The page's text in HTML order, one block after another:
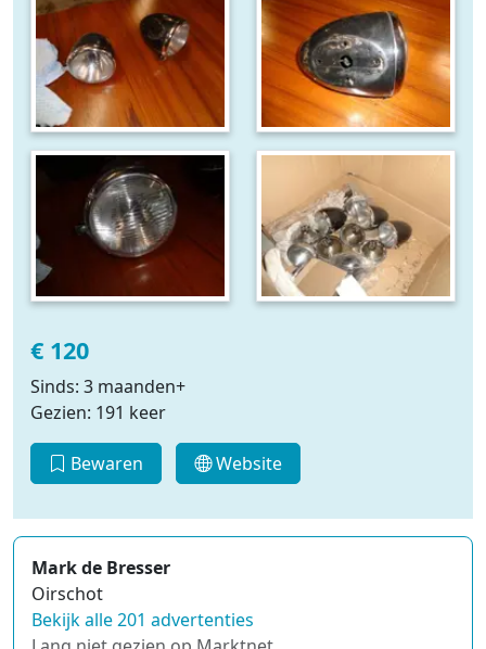
€ 120
Sinds: 3 maanden+
Gezien: 191 keer
Bewaren Website
Mark de Bresser
Oirschot
Bekijk alle 201 advertenties